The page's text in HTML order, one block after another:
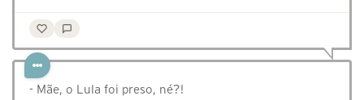
- Mãe, o Lula foi preso, né?!